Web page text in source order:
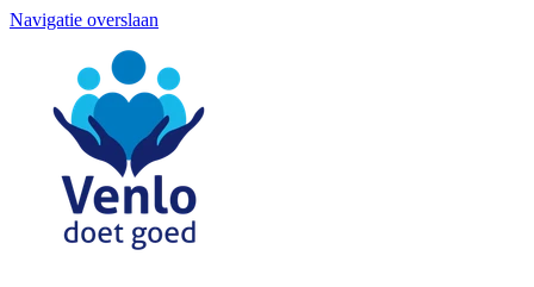
Navigatie overslaan